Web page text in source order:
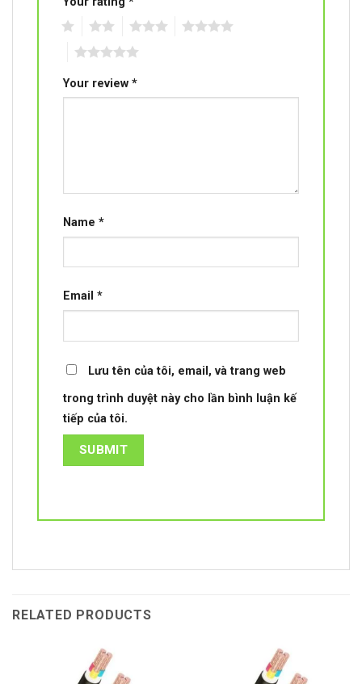
Your review *
Name *
Email *
Lưu tên của tôi, email, và trang web
trong trình duyệt này cho lần bình luận kế
tiếp của tôi.
RELATED PRODUCTS